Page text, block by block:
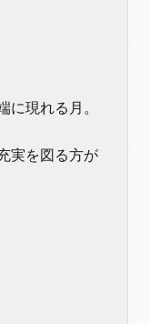
に現れる月。
実を図る方が